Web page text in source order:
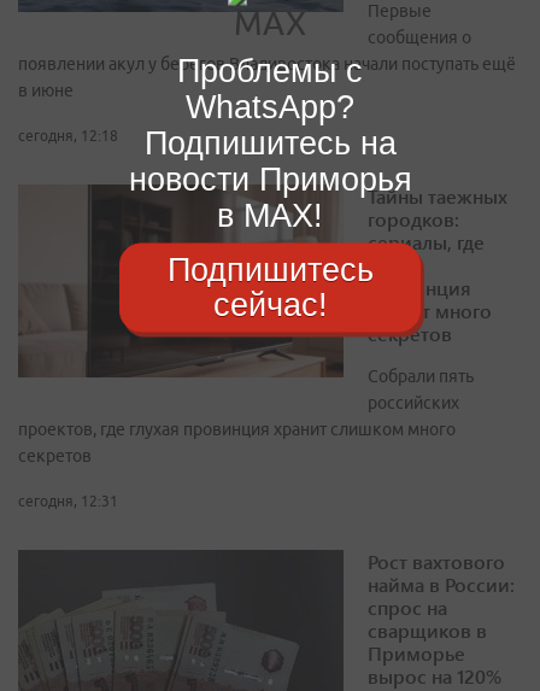
Первые
сообщения о
появлении акул у берегов Владивостока начали поступать ещё
в июне
сегодня, 12:18
Тайны таежных
городков:
сериалы, где
глухая
провинция
хранит много
секретов
Собрали пять
российских
проектов, где глухая провинция хранит слишком много
секретов
сегодня, 12:31
Рост вахтового
найма в России:
спрос на
сварщиков в
Приморье
вырос на 120%
Проблемы с
WhatsApp?
Подпишитесь на
новости Приморья
в MAX!
Подпишитесь
сейчас!